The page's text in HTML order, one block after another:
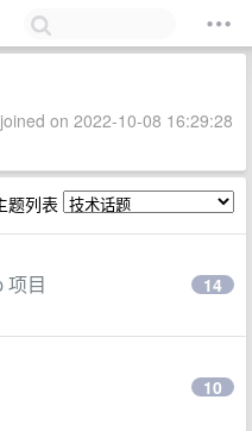
on 2022-10-08 16:29:28
题列表
项目 14
10